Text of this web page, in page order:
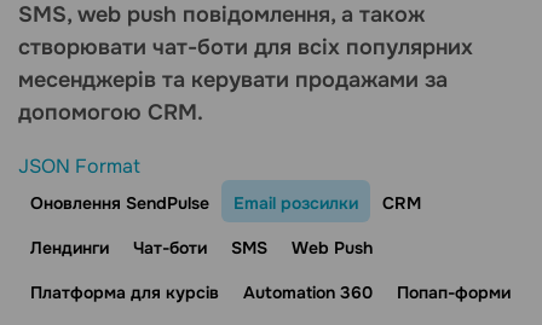
SMS, web push повідомлення, а також
створювати чат-боти для всіх популярних
месенджерів та керувати продажами за
допомогою CRM.
JSON Format
Оновлення SendPulse Email розсилки CRM
Лендинги Чат-боти SMS Web Push
Платформа для курсiв Automation 360 Попап-форми